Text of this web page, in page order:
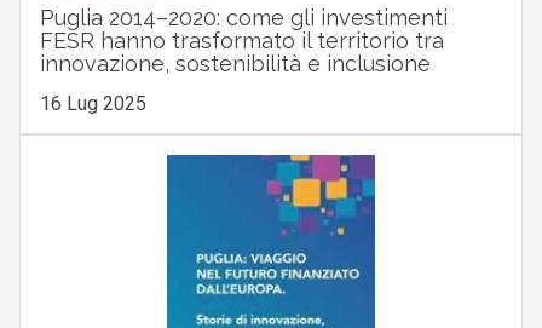
Puglia 2014–2020: come gli investimenti
FESR hanno trasformato il territorio tra
innovazione, sostenibilità e inclusione
16 Lug 2025